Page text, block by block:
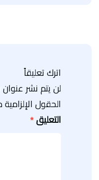
اترك تعليقاً
لن يتم نشر عنوان
الحقول الإلزامية
التعليق *